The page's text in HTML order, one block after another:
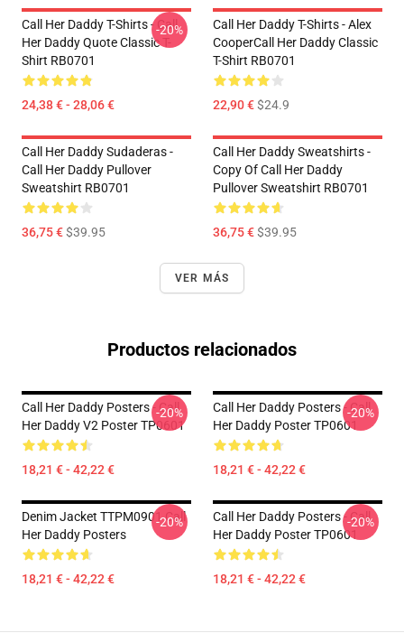
Call Her Daddy T-Shirts - Call
Her Daddy Quote Classic T-
Shirt RB0701
24,38 € - 28,06 €
-20%
Call Her Daddy T-Shirts - Alex
CooperCall Her Daddy Classic
T-Shirt RB0701
22,90 €$24.9
Call Her Daddy Sudaderas -
Call Her Daddy Pullover
Sweatshirt RB0701
36,75 €$39.95
Call Her Daddy Sweatshirts -
Copy Of Call Her Daddy
Pullover Sweatshirt RB0701
36,75 €$39.95
VER MÁS
Productos relacionados
Call Her Daddy Posters - Call
Her Daddy V2 Poster TP0601
18,21 € - 42,22 €
-20%
Call Her Daddy Posters - Call
Her Daddy Poster TP0601
18,21 € - 42,22 €
-20%
Denim Jacket TTPM0901 Call
Her Daddy Posters
18,21 € - 42,22 €
-20%
Call Her Daddy Posters - Call
Her Daddy Poster TP0601
18,21 € - 42,22 €
-20%